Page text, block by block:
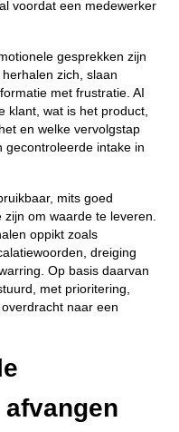
voordat een medewerker
gesprekken zijn
zich, slaan
met frustratie. AI
klant, wat is het product,
en welke vervolgstap
gecontroleerde intake in
mits goed
om waarde te leveren.
oppikt zoals
dreiging
Op basis daarvan
met prioritering,
naar een